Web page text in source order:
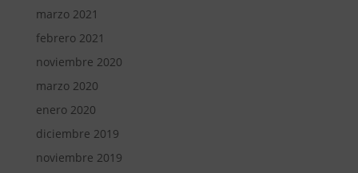
marzo 2021
febrero 2021
noviembre 2020
marzo 2020
enero 2020
diciembre 2019
noviembre 2019